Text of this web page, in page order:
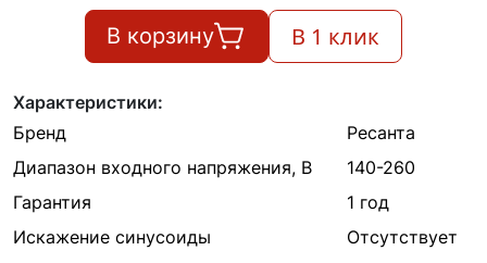
В корзину В 1 клик
Характеристики:
Бренд
Ресанта
Диапазон входного напряжения, В
140-260
Гарантия
1 год
Искажение синусоиды
Отсутствует